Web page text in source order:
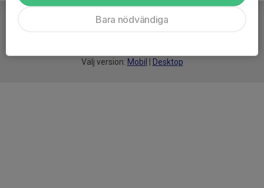
Välj version: Mobil Desktop
Bara nödvändiga